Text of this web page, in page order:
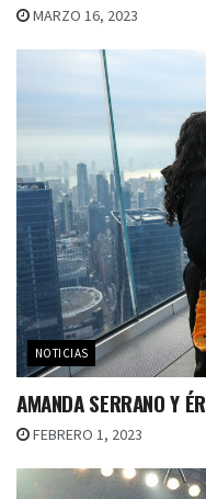
MARZO 16, 2023
NOTICIAS
AMANDA SERRANO Y
FEBRERO 1, 2023